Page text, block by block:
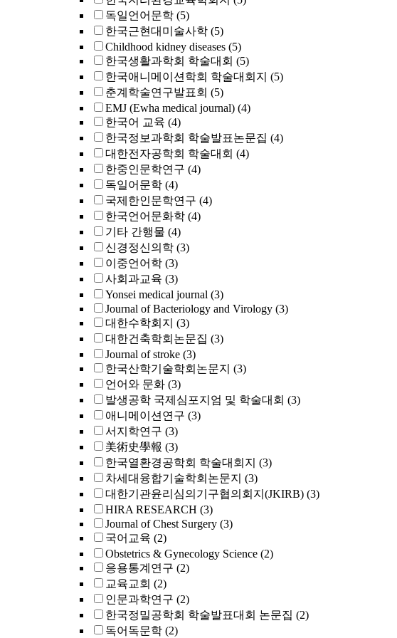
독일언어문학 (5)
한국근현대미술사학 (5)
Childhood kidney diseases (5)
한국생활과학회 학술대회 (5)
한국애니메이션학회 학술대회지 (5)
춘계학술연구발표회 (5)
EMJ (Ewha medical journal) (4)
한국어 교육 (4)
한국정보과학회 학술발표논문집 (4)
대한전자공학회 학술대회 (4)
한중인문학연구 (4)
독일어문학 (4)
국제한인문학연구 (4)
한국언어문화학 (4)
기타 간행물 (4)
신경정신의학 (3)
이중언어학 (3)
사회과교육 (3)
Yonsei medical journal (3)
Journal of Bacteriology and Virology (3)
대한수학회지 (3)
대한건축학회논문집 (3)
Journal of stroke (3)
한국산학기술학회논문지 (3)
언어와 문화 (3)
발생공학 국제심포지엄 및 학술대회 (3)
애니메이션연구 (3)
서지학연구 (3)
美術史學報 (3)
한국열환경공학회 학술대회지 (3)
차세대융합기술학회논문지 (3)
대한기관윤리심의기구협의회지(JKIRB) (3)
HIRA RESEARCH (3)
Journal of Chest Surgery (3)
국어교육 (2)
Obstetrics & Gynecology Science (2)
응용통계연구 (2)
교육교회 (2)
인문과학연구 (2)
한국정밀공학회 학술발표대회 논문집 (2)
독어독문학 (2)